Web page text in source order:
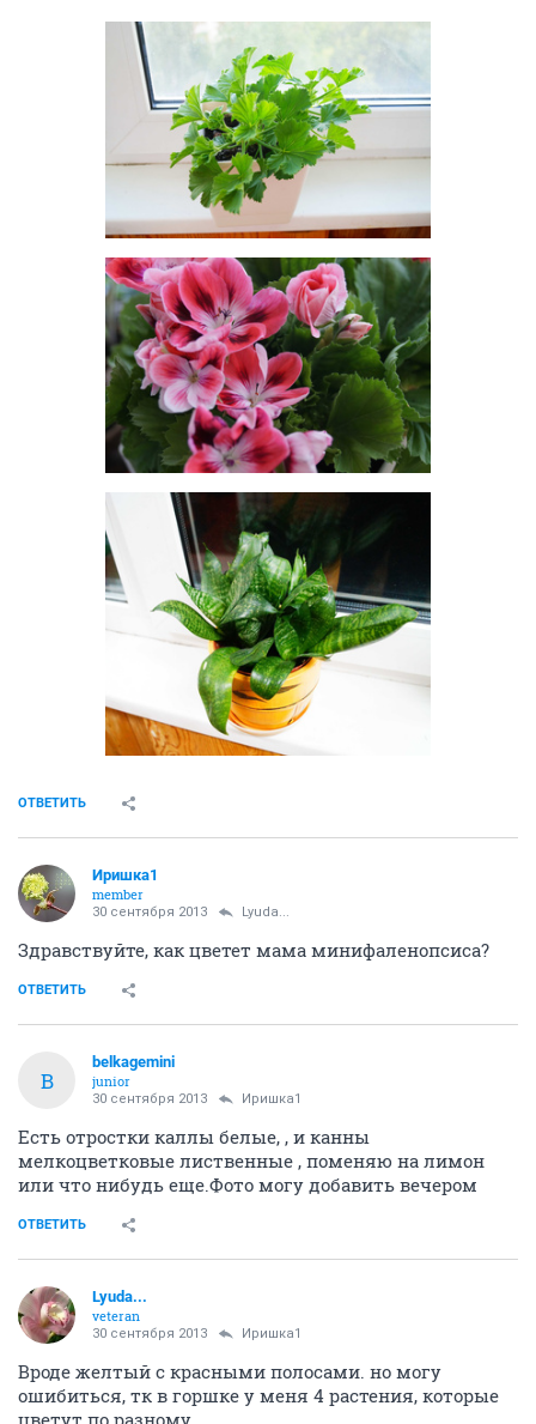
ОТВЕТИТЬ
Иришка1
member
30 сентября 2013 Lyuda...
Здравствуйте, как цветет мама минифаленопсиса?
ОТВЕТИТЬ
B
belkagemini
junior
30 сентября 2013 Иришка1
Есть отростки каллы белые, , и канны
мелкоцветковые лиственные , поменяю на лимон
или что нибудь еще.Фото могу добавить вечером
ОТВЕТИТЬ
Lyuda...
veteran
30 сентября 2013 Иришка1
Вроде желтый с красными полосами. но могу
ошибиться, тк в горшке у меня 4 растения, которые